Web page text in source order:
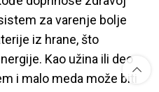
za varenje bolje
iz hrane, što
Kao užina ili deo
i malo meda može biti